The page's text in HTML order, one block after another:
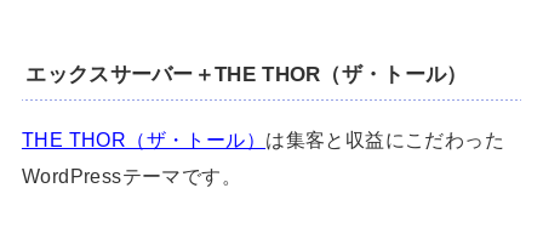
エックスサーバー＋THE THOR（ザ・トール）
THE THOR（ザ・トール） は集客と収益にこだわった
WordPressテーマです。